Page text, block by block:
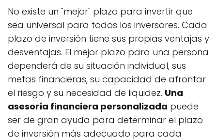
No existe un "mejor" plazo para invertir que
sea universal para todos los inversores. Cada
plazo de inversión tiene sus propias ventajas y
desventajas. El mejor plazo para una persona
dependerá de su situación individual, sus
metas financieras, su capacidad de afrontar
el riesgo y su necesidad de liquidez. Una
asesoría financiera personalizada puede
ser de gran ayuda para determinar el plazo
de inversión más adecuado para cada